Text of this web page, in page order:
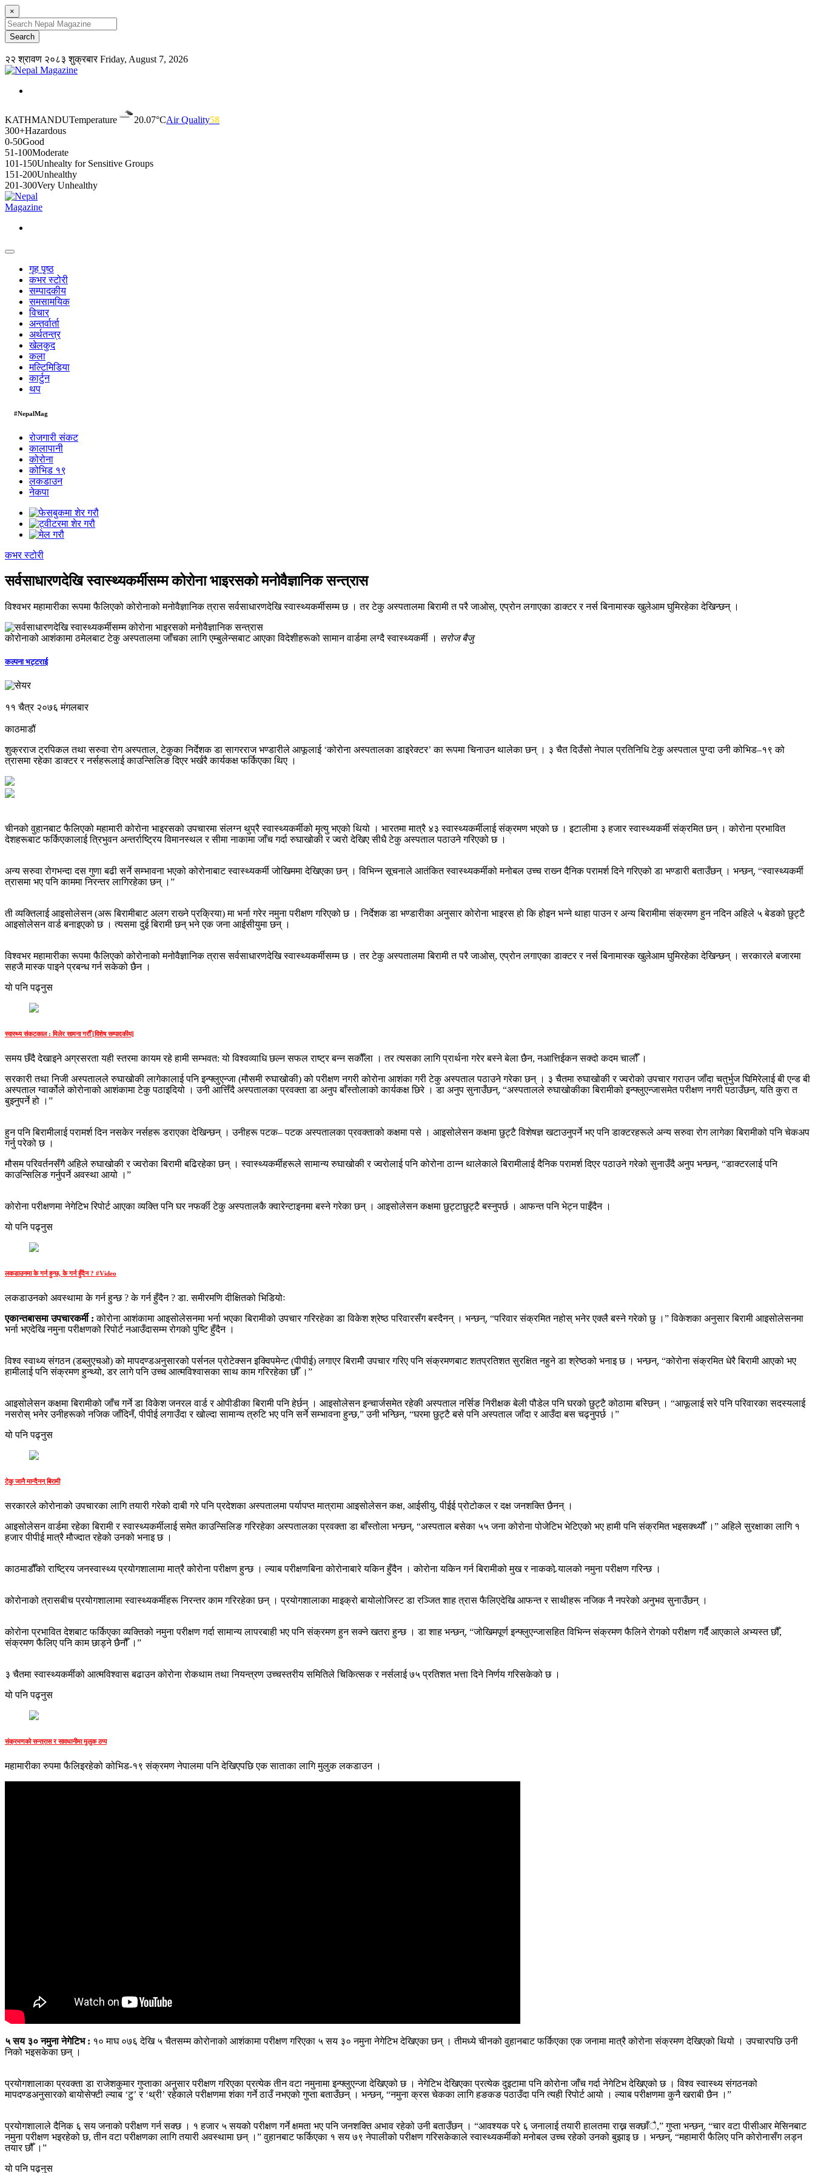
×
२२ श्रावण २०८३ शुक्रबारFriday, August 7, 2026
KATHMANDUTemperature 20.07°CAir Quality58
300+Hazardous
0-50Good
51-100Moderate
101-150Unhealty for Sensitive Groups
151-200Unhealthy
201-300Very Unhealthy
गृह पृष्ठ
कभर स्टोरी
सम्पादकीय
समसामयिक
विचार
अन्तर्वार्ता
अर्थतन्त्र
खेलकुद
कला
मल्टिमिडिया
कार्टुन
थप
#NepalMag
रोजगारी संकट
कालापानी
कोरोना
कोभिड १९
लकडाउन
नेकपा
कभर स्टोरी
सर्वसाधारणदेखि स्वास्थ्यकर्मीसम्म कोरोना भाइरसको मनोवैज्ञानिक सन्त्रास
विश्वभर महामारीका रूपमा फैलिएको कोरोनाको मनोवैज्ञानिक त्रास सर्वसाधारणदेखि स्वास्थ्यकर्मीसम्म छ । तर टेकु अस्पतालमा बिरामी त परै जाओस्, एप्रोन लगाएका डाक्टर र नर्स बिनामास्क खुलेआम घुमिरहेका देखिन्छन् ।
कोरोनाको आशंकामा ठमेलबाट टेकु अस्पतालमा जाँचका लागि एम्बुलेन्सबाट आएका विदेशीहरूको सामान वार्डमा लग्दै स्वास्थ्यकर्मी । सरोज बैजु
कल्पना भट्टराई
११ चैत्र २०७६ मंगलबार
काठमाडौं
शुक्रराज ट्रपिकल तथा सरुवा रोग अस्पताल, टेकुका निर्देशक डा सागरराज भण्डारीले आफूलाई ‘कोरोना अस्पतालका डाइरेक्टर’ का रूपमा चिनाउन थालेका छन् । ३ चैत दिउँसो नेपाल प्रतिनिधि टेकु अस्पताल पुग्दा उनी कोभिड–१९ को
त्रासमा रहेका डाक्टर र नर्सहरूलाई काउन्सिलिङ दिएर भर्खरै कार्यकक्ष फर्किएका थिए ।
चीनको वुहानबाट फैलिएको महामारी कोरोना भाइरसको उपचारमा संलग्‍न थुप्रै स्वास्थ्यकर्मीको मृत्यु भएको थियो । भारतमा मात्रै ४३ स्वास्थ्यकर्मीलाई संक्रमण भएको छ । इटालीमा ३ हजार स्वास्थ्यकर्मी संक्रमित छन् । कोरोना प्रभावित
देशहरूबाट फर्किएकालाई त्रिभुवन अन्तर्राष्ट्रिय विमानस्थल र सीमा नाकामा जाँच गर्दा रुघाखोकी र ज्वरो देखिए सीधै टेकु अस्पताल पठाउने गरिएको छ ।
अन्य सरुवा रोगभन्दा दस गुणा बढी सर्ने सम्भावना भएको कोरोनाबाट स्वास्थ्यकर्मी जोखिममा देखिएका छन् । विभिन्‍न सूचनाले आतंकित स्वास्थ्यकर्मीको मनोबल उच्च राख्‍न दैनिक परामर्श दिने गरिएको डा भण्डारी बताउँछन् । भन्छन्, “स्वास्थ्यकर्मी
त्रासमा भए पनि काममा निरन्तर लागिरहेका छन् ।”
ती व्यक्तिलाई आइसोलेसन (अरू बिरामीबाट अलग राख्‍ने प्रक्रिया) मा भर्ना गरेर नमुना परीक्षण गरिएको छ । निर्देशक डा भण्डारीका अनुसार कोरोना भाइरस हो कि होइन भन्ने थाहा पाउन र अन्य बिरामीमा संक्रमण हुन नदिन अहिले ५ बेडको छुट्टै
आइसोलेसन वार्ड बनाइएको छ । त्यसमा दुई बिरामी छन् भने एक जना आईसीयुमा छन् ।
विश्वभर महामारीका रूपमा फैलिएको कोरोनाको मनोवैज्ञानिक त्रास सर्वसाधारणदेखि स्वास्थ्यकर्मीसम्म छ । तर टेकु अस्पतालमा बिरामी त परै जाओस्, एप्रोन लगाएका डाक्टर र नर्स बिनामास्क खुलेआम घुमिरहेका देखिन्छन् । सरकारले बजारमा
सहजै मास्क पाइने प्रबन्ध गर्न सकेको छैन ।
यो पनि पढ्नुस
स्वास्थ्य संकटकाल : मिलेर सामना गरौँ [विशेष सम्पादकीय]
समय छँदै देखाइने अग्रसरता यही स्तरमा कायम रहे हामी सम्भवत: यो विश्वव्याधि छल्न सफल राष्ट्र बन्‍न सकौँला । तर त्यसका लागि प्रार्थना गरेर बस्‍ने बेला छैन, नआत्तिईकन सक्दो कदम चालौँ ।
सरकारी तथा निजी अस्पतालले रुघाखोकी लागेकालाई पनि इन्फ्लुएन्जा (मौसमी रुघाखोकी) को परीक्षण नगरी कोरोना आशंका गरी टेकु अस्पताल पठाउने गरेका छन् । ३ चैतमा रुघाखोकी र ज्वरोको उपचार गराउन जाँदा चतुर्भुज घिमिरेलाई बी एन्ड बी
अस्पताल ग्वार्कोले कोरोनाको आशंकामा टेकु पठाइदियो । उनी आत्तिँदै अस्पतालका प्रवक्ता डा अनुप बाँस्तोलाको कार्यकक्ष छिरे । डा अनुप सुनाउँछन्, “अस्पतालले रुघाखोकीका बिरामीको इन्फ्लुएन्जासमेत परीक्षण नगरी पठाउँछन्, यति कुरा त
बुझ्नुपर्ने हो ।”
हुन पनि बिरामीलाई परामर्श दिन नसकेर नर्सहरू डराएका देखिन्छन् । उनीहरू पटक– पटक अस्पतालका प्रवक्ताको कक्षमा पसे । आइसोलेसन कक्षमा छुट्टै विशेषज्ञ खटाउनुपर्ने भए पनि डाक्टरहरूले अन्य सरुवा रोग लागेका बिरामीको पनि चेकअप
गर्नु परेको छ ।
मौसम परिवर्तनसँगै अहिले रुघाखोकी र ज्वरोका बिरामी बढिरहेका छन् । स्वास्थ्यकर्मीहरूले सामान्य रुघाखोकी र ज्वरोलाई पनि कोरोना ठान्‍न थालेकाले बिरामीलाई दैनिक परामर्श दिएर पठाउने गरेको सुनाउँदै अनुप भन्छन्, “डाक्टरलाई पनि
काउन्सिलिङ गर्नुपर्ने अवस्था आयो ।”
कोरोना परीक्षणमा नेगेटिभ रिपोर्ट आएका व्यक्ति पनि घर नफर्की टेकु अस्पतालकै क्‍वारेन्टाइनमा बस्ने गरेका छन् । आइसोलेसन कक्षमा छुट्टाछुट्टै बस्नुपर्छ । आफन्त पनि भेट्न पाइँदैन ।
यो पनि पढ्नुस
लकडाउनमा के गर्न हुन्छ, के गर्न हुँदैन ? #Video
लकडाउनको अवस्थामा के गर्न हुन्छ ? के गर्न हुँदैन ? डा. समीरमणि दीक्षितको भिडियोः
एकान्तबासमा उपचारकर्मी :कोरोना आशंकामा आइसोलेसनमा भर्ना भएका बिरामीको उपचार गरिरहेका डा विकेश श्रेष्ठ परिवारसँग बस्दैनन् । भन्छन्, “परिवार संक्रमित नहोस् भनेर एक्लै बस्‍ने गरेको छु ।” विकेशका अनुसार बिरामी आइसोलेसनमा
भर्ना भएदेखि नमुना परीक्षणको रिपोर्ट नआउँदासम्म रोगको पुष्टि हुँदैन ।
विश्व स्वाथ्य संगठन (डब्लुएचओ) को मापदण्डअनुसारको पर्सनल प्रोटेक्सन इक्‍विपमेन्ट (पीपीई) लगाएर बिरामीे उपचार गरिए पनि संक्रमणबाट शतप्रतिशत सुरक्षित नहुने डा श्रेष्ठको भनाइ छ । भन्छन्, “कोरोना संक्रमित धेरै बिरामी आएको भए
हामीलाई पनि संक्रमण हुन्थ्यो, डर लागे पनि उच्च आत्मविश्वासका साथ काम गरिरहेका छौँ ।”
आइसोलेसन कक्षमा बिरामीको जाँच गर्ने डा विकेश जनरल वार्ड र ओपीडीका बिरामी पनि हेर्छन् । आइसोलेसन इन्चार्जसमेत रहेकी अस्पताल नर्सिङ निरीक्षक बेली पौडेल पनि घरको छुट्टै कोठामा बस्छिन् । “आफूलाई सरे पनि परिवारका सदस्यलाई
नसरोस् भनेर उनीहरूको नजिक जाँदिनँ, पीपीई लगाउँदा र खोल्दा सामान्य त्रुटि भए पनि सर्ने सम्भावना हुन्छ,” उनी भन्छिन्, “घरमा छुट्टै बसे पनि अस्पताल जाँदा र आउँदा बस चढ्नुपर्छ ।”
यो पनि पढ्नुस
टेकु जानै मान्दैनन् बिरामी
सरकारले कोरोनाको उपचारका लागि तयारी गरेको दाबी गरे पनि प्रदेशका अस्पतालमा पर्याप‍प्त मात्रामा आइसोलेसन कक्ष, आईसीयु, पीईई प्रोटोकल र दक्ष जनशक्ति छैनन् ।
आइसोलेसन वार्डमा रहेका बिरामी र स्वास्थ्यकर्मीलाई समेत काउन्सिलिङ गरिरहेका अस्पतालका प्रवक्ता डा बाँस्तोला भन्छन्, “अस्पताल बसेका ५५ जना कोरोना पोजेटिभ भेटिएको भए हामी पनि संक्रमित भइसक्थ्यौँ ।” अहिले सुरक्षाका लागि १
हजार पीपीई मात्रै मौज्दात रहेको उनको भनाइ छ ।
काठमाडौँको राष्ट्रिय जनस्वास्थ्य प्रयोगशालामा मात्रै कोरोना परीक्षण हुन्छ । ल्याब परीक्षणबिना कोरोनाबारे यकिन हुँदैन । कोरोना यकिन गर्न बिरामीको मुख र नाकको र्‍यालको नमुना परीक्षण गरिन्छ ।
कोरोनाको त्रासबीच प्रयोगशालामा स्वास्थ्यकर्मीहरू निरन्तर काम गरिरहेका छन् । प्रयोगशालाका माइक्रो बायोलोजिस्ट डा रञ्जित शाह त्रास फैलिएदेखि आफन्त र साथीहरू नजिक नै नपरेको अनुभव सुनाउँछन् ।
कोरोना प्रभावित देशबाट फर्किएका व्यक्तिको नमुना परीक्षण गर्दा सामान्य लापरबाही भए पनि संक्रमण हुन सक्ने खतरा हुन्छ । डा शाह भन्छन्, “जोखिमपूर्ण इन्फ्लुएन्जासहित विभिन्न संक्रमण फैलिने रोगको परीक्षण गर्दै आएकाले अभ्यस्त छौँ,
संक्रमण फैलिए पनि काम छाड्ने छैनौँ ।”
३ चैतमा स्वास्थ्यकर्मीको आत्मविश्वास बढाउन कोरोना रोकथाम तथा नियन्त्रण उच्चस्तरीय समितिले चिकित्सक र नर्सलाई ७५ प्रतिशत भत्ता दिने निर्णय गरिसकेको छ ।
यो पनि पढ्नुस
संक्रमणको सन्त्रास र सावधानीमा मुलुक ठप्प
महामारीका रुपमा फैलिइरहेको कोभिड-१९ संक्रमण नेपालमा पनि देखिएपछि एक साताका लागि मुलुक लकडाउन ।
५ सय ३० नमुना नेगेटिभ : १० माघ ०७६ देखि ५ चैतसम्म कोरोनाको आशंकामा परीक्षण गरिएका ५ सय ३० नमुना नेगेटिभ देखिएका छन् । तीमध्ये चीनको वुहानबाट फर्किएका एक जनामा मात्रै कोरोना संक्रमण देखिएको थियो । उपचारपछि उनी
निको भइसकेका छन् ।
प्रयोगशालाका प्रवक्ता डा राजेशकुमार गुप्ताका अनुसार परीक्षण गरिएका प्रत्येक तीन वटा नमुनामा इन्फ्लुएन्जा देखिएको छ । नेगेटिभ देखिएका प्रत्येक दुइटामा पनि कोरोना जाँच गर्दा नेगेटिभ देखिएको छ । विश्व स्वास्थ्य संगठनको
मापदण्डअनुसारको बायोसेफ्टी ल्याब ‘टु’ र ‘थ्री’ रहेकाले परीक्षणमा शंका गर्ने ठाउँ नभएको गुप्ता बताउँछन् । भन्छन्, “नमुना क्रस चेकका लागि हङकङ पठाउँदा पनि त्यही रिपोर्ट आयो । ल्याब परीक्षणमा कुनै खराबी छैन ।”
प्रयोगशालाले दैनिक ६ सय जनाको परीक्षण गर्न सक्छ । १ हजार ५ सयको परीक्षण गर्ने क्षमता भए पनि जनशक्ति अभाव रहेको उनी बताउँछन् । “आवश्यक परे ६ जनालाई तयारी हालतमा राख्न सक्छाँै,” गुप्ता भन्छन्, “चार वटा पीसीआर मेसिनबाट
नमुना परीक्षण भइरहेको छ, तीन वटा परीक्षणका लागि तयारी अवस्थामा छन् ।” वुहानबाट फर्किएका १ सय ७९ नेपालीको परीक्षण गरिसकेकाले स्वास्थ्यकर्मीको मनोबल उच्च रहेको उनको बुझाइ छ । भन्छन्, “महामारी फैलिए पनि कोरोनासँग लड्न
तयार छौँ ।”
यो पनि पढ्नुस